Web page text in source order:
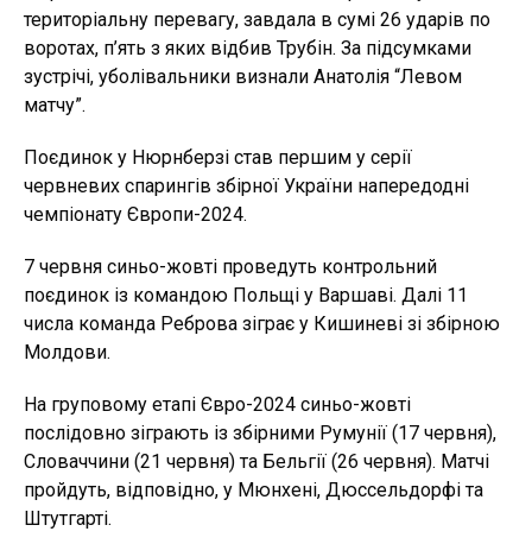
територіальну перевагу, завдала в сумі 26 ударів по
воротах, п’ять з яких відбив Трубін. За підсумками
зустрічі, уболівальники визнали Анатолія “Левом
матчу”.
Поєдинок у Нюрнберзі став першим у серії
червневих спарингів збірної України напередодні
чемпіонату Європи-2024.
7 червня синьо-жовті проведуть контрольний
поєдинок із командою Польщі у Варшаві. Далі 11
числа команда Реброва зіграє у Кишиневі зі збірною
Молдови.
На груповому етапі Євро-2024 синьо-жовті
послідовно зіграють із збірними Румунії (17 червня),
Словаччини (21 червня) та Бельгії (26 червня). Матчі
пройдуть, відповідно, у Мюнхені, Дюссельдорфі та
Штутгарті.